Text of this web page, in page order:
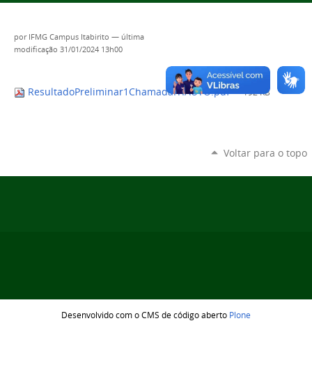
por IFMG Campus Itabirito — última
modificação 31/01/2024 13h00
ResultadoPreliminar1ChamadaITIAUTO.pdf— 192 KB
Voltar para o topo
Desenvolvido com o CMS de código aberto Plone